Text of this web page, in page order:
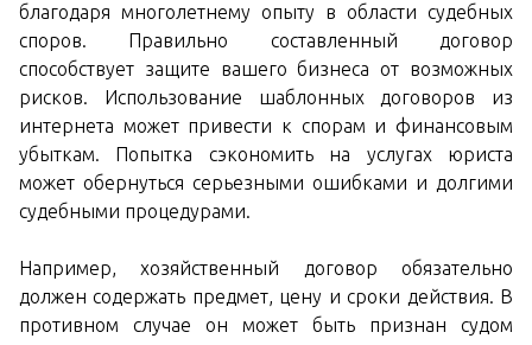
благодаря многолетнему опыту в области судебных
споров. Правильно составленный договор
способствует защите вашего бизнеса от возможных
рисков. Использование шаблонных договоров из
интернета может привести к спорам и финансовым
убыткам. Попытка сэкономить на услугах юриста
может обернуться серьезными ошибками и долгими
судебными процедурами.
Например, хозяйственный договор обязательно
должен содержать предмет, цену и сроки действия. В
противном случае он может быть признан судом